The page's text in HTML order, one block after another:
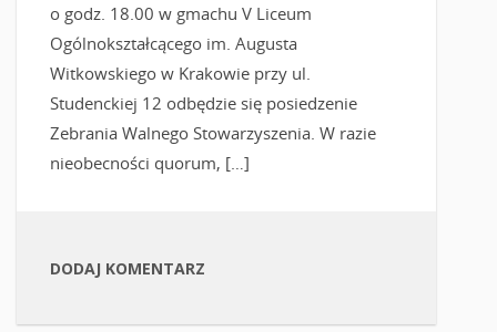
o godz. 18.00 w gmachu V Liceum
Ogólnokształcącego im. Augusta
Witkowskiego w Krakowie przy ul.
Studenckiej 12 odbędzie się posiedzenie
Zebrania Walnego Stowarzyszenia. W razie
nieobecności quorum, […]
DODAJ KOMENTARZ